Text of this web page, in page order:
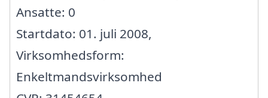
Ansatte: 0
Startdato: 01. juli 2008,
Virksomhedsform:
Enkeltmandsvirksomhed